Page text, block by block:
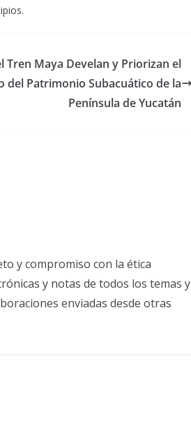
Tren Maya Develan y Priorizan el
del Patrimonio Subacuático de la
Península de Yucatán
y compromiso con la ética
y notas de todos los temas y
enviadas desde otras